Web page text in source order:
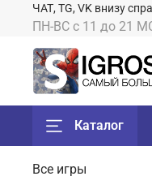
ПН-ВС с 11 до 21
ЧАТ, TG, VK внизу
Каталог
Все игры